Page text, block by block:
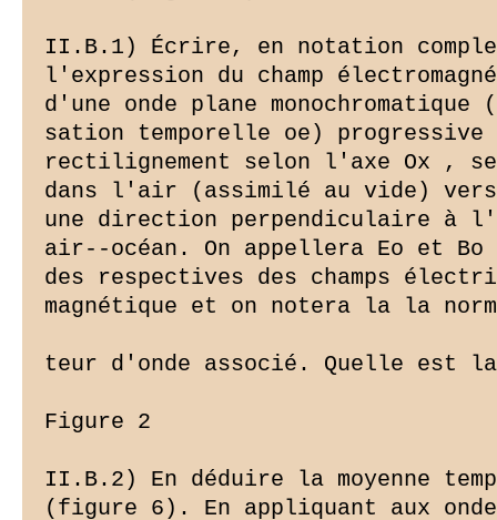
(figure 6). En appliquant aux